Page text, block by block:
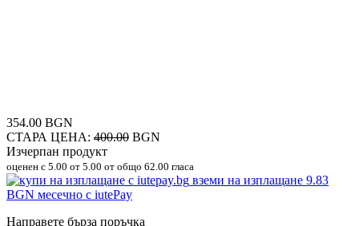
354.00 BGN
СТАРА ЦЕНА: 400.00 BGN
Изчерпан продукт
оценен с 5.00 от 5.00 от общо 62.00 гласа
вземи на изплащане 9.83
BGN месечно с iutePay
Направете бърза поръчка